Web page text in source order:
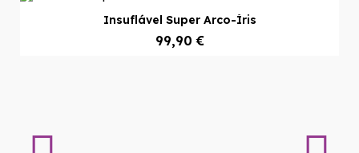
Insuflável Super Arco-Íris
99,90 €